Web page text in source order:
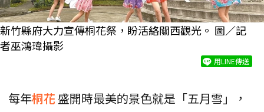
新竹縣府大力宣傳桐花祭，盼活絡關西觀光。 圖／記
者巫鴻瑋攝影
用LINE傳送
每年桐花 盛開時最美的景色就是「五月雪」，